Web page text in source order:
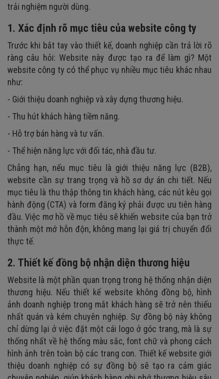
trải nghiệm người dùng.
1. Xác định rõ mục tiêu của website công ty
Trước khi bắt tay vào thiết kế, doanh nghiệp cần trả lời rõ
ràng câu hỏi: Website này được tạo ra để làm gì? Một
website công ty có thể phục vụ nhiều mục tiêu khác nhau
như:
- Giới thiệu doanh nghiệp và xây dựng thương hiệu.
- Thu hút khách hàng tiềm năng.
- Hỗ trợ bán hàng và tư vấn.
- Thể hiện năng lực với đối tác, nhà đầu tư.
Chẳng hạn, nếu mục tiêu là giới thiệu năng lực (B2B),
website cần sự trang trọng và hồ sơ dự án chi tiết. Nếu
mục tiêu là thu thập thông tin khách hàng, các nút kêu gọi
hành động (CTA) và form đăng ký phải được ưu tiên hàng
đầu. Việc mơ hồ về mục tiêu sẽ khiến website của bạn trở
thành một mớ hỗn độn, không mang lại giá trị chuyển đổi
thực tế.
2. Thiết kế đồng bộ nhận diện thương hiệu
Website là một phần quan trọng trong hệ thống nhận diện
thương hiệu. Nếu thiết kế website không đồng bộ, hình
ảnh doanh nghiệp trong mắt khách hàng sẽ trở nên thiếu
nhất quán và kém chuyên nghiệp. Sự đồng bộ này không
chỉ dừng lại ở việc đặt một cái logo ở góc trang, mà là sự
thống nhất về hệ thống màu sắc, font chữ và phong cách
hình ảnh trên toàn bộ các trang con. Thiết kế website giới
thiệu doanh nghiệp có sự đồng bộ sẽ tạo ra cảm giác